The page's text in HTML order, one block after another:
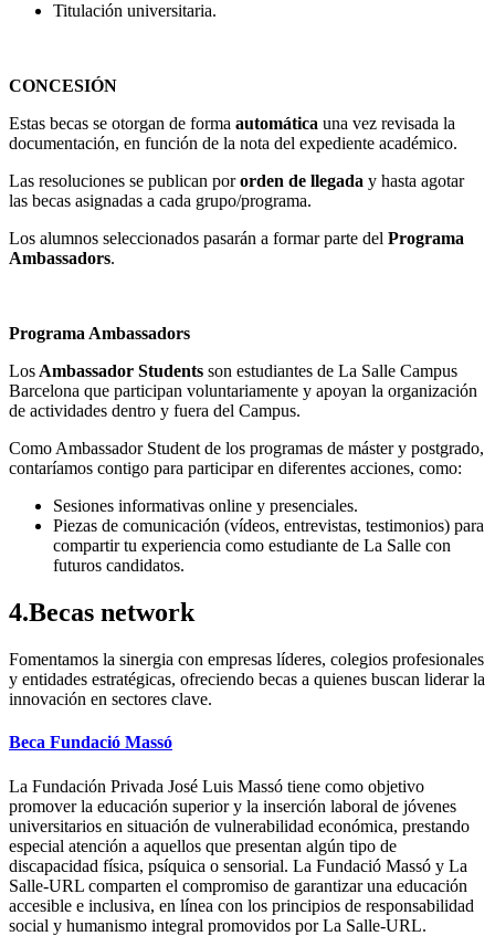
Titulación universitaria.
CONCESIÓN
Estas becas se otorgan de forma automática una vez revisada la
documentación, en función de la nota del expediente académico.
Las resoluciones se publican pororden de llegada y hasta agotar
las becas asignadas a cada grupo/programa.
Los alumnos seleccionados pasarán a formar parte del Programa
Ambassadors.
Programa Ambassadors
Los Ambassador Students son estudiantes de La Salle Campus
Barcelona que participan voluntariamente y apoyan la organización
de actividades dentro y fuera del Campus.
Como Ambassador Student de los programas de máster y postgrado,
contaríamos contigo para participar en diferentes acciones, como:
Sesiones informativas online y presenciales.
Piezas de comunicación (vídeos, entrevistas, testimonios) para
compartir tu experiencia como estudiante de La Salle con
futuros candidatos.
4.Becas network
Fomentamos la sinergia con empresas líderes, colegios profesionales
y entidades estratégicas, ofreciendo becas a quienes buscan liderar la
innovación en sectores clave.
Beca Fundació Massó
La Fundación Privada José Luis Massó tiene como objetivo
promover la educación superior y la inserción laboral de jóvenes
universitarios en situación de vulnerabilidad económica, prestando
especial atención a aquellos que presentan algún tipo de
discapacidad física, psíquica o sensorial. La Fundació Massó y La
Salle-URL comparten el compromiso de garantizar una educación
accesible e inclusiva, en línea con los principios de responsabilidad
social y humanismo integral promovidos por La Salle-URL.